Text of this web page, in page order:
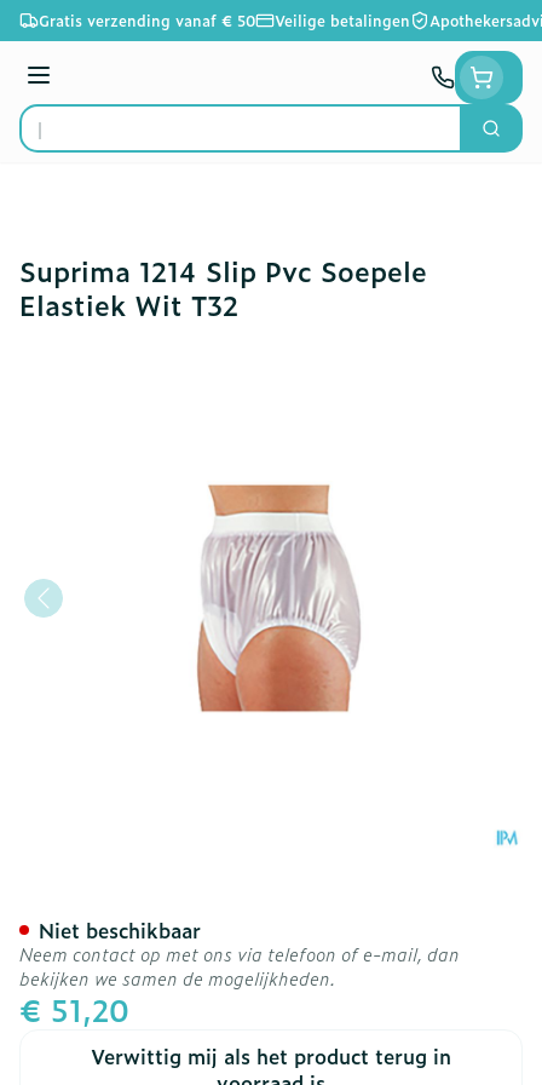
Ga naar de inhoud
Gratis verzending vanaf € 50 Veilige betalingen
Menu
Product, merk, categorie...
Zoek
Suprima 1214 Slip Pvc Soepele
Elastiek Wit T32
€ 51,20
Verwittig mij als het product terug in
Niet beschikbaar
Neem contact op met ons via telefoon of e-mail, dan
bekijken we samen de mogelijkheden.